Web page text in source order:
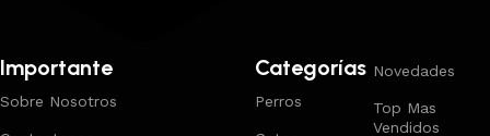
Importante
Sobre Nosotros
Categorías
Perros
Novedades
Top Mas
Vendidos